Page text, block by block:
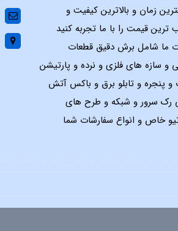
زمان و بالاترین کیفیت و
ترین قیمت را با ما تجربه کنید
ما شامل برش دقیق قطعات
و سازه های فلزی و نرده و پارتیشن
و پنجره و تابلو برق و باکس آتش
رک سرور و شبکه و طرح های
خاص و انواع سفارشات شما